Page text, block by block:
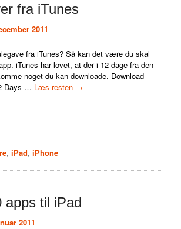
fra iTunes
2011
fra iTunes? Så kan det være du skal
iTunes har lovet, at der i 12 dage fra den
noget du kan downloade. Download
Days … Læs resten →
,iPad,iPhone
apps til iPad
2011